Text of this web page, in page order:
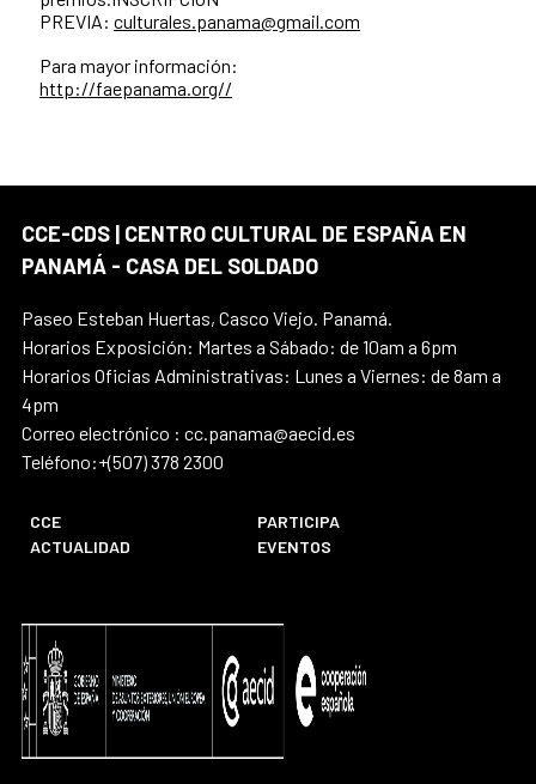
PREVIA: culturales.panama@gmail.com
Para mayor información:
http://faepanama.org//
CCE-CDS | CENTRO CULTURAL DE ESPAÑA EN
PANAMÁ - CASA DEL SOLDADO
Paseo Esteban Huertas, Casco Viejo. Panamá.
Horarios Exposición: Martes a Sábado: de 10am a 6pm
Horarios Oficias Administrativas: Lunes a Viernes: de 8am a
4pm
Correo electrónico : cc.panama@aecid.es
Teléfono:+(507) 378 2300
CCE
PARTICIPA
ACTUALIDAD
EVENTOS